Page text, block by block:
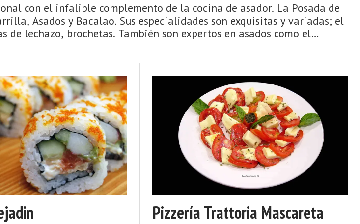
con el infalible complemento de la cocina de asador. La Posada de
Asados y Bacalao. Sus especialidades son exquisitas y variadas; el
lechazo, brochetas. También son expertos en asados como el
Pizzería Trattoria Mascareta